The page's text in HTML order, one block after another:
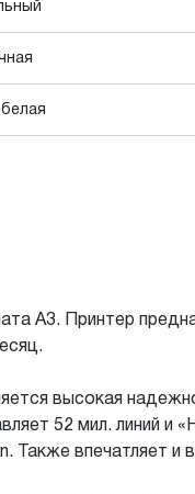
А3. Принтер
высокая
52 мил. линий
Также впечатляет